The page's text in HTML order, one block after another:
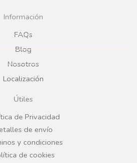
c
e
b
o
o
k
g
r
a
Información
FAQs
Blog
Nosotros
Localización
Útiles
de Privacidad
de envío
y condiciones
de cookies